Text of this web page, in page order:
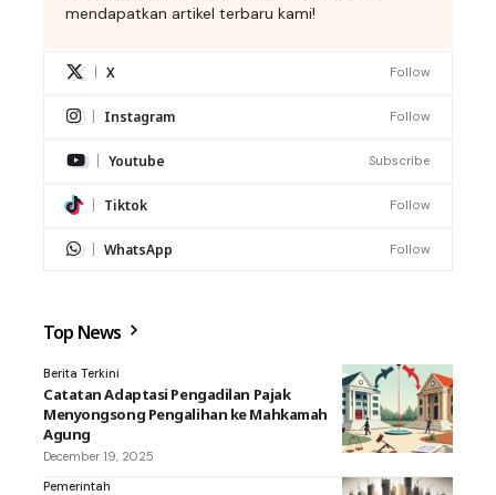
mendapatkan artikel terbaru kami!
X Follow
Instagram Follow
Youtube Subscribe
Tiktok Follow
WhatsApp Follow
Top News
Berita Terkini
Catatan Adaptasi Pengadilan Pajak
Menyongsong Pengalihan ke Mahkamah
Agung
December 19, 2025
Pemerintah